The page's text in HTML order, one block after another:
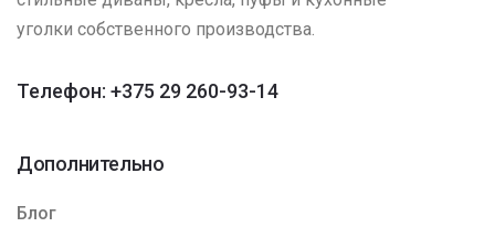
уголки собственного производства.
Телефон: +375 29 260-93-14
Дополнительно
Блог